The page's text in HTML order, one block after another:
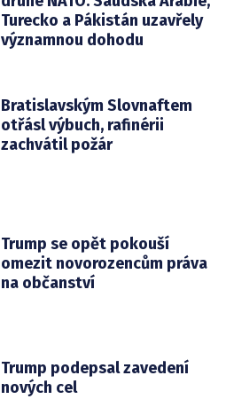
Turecko a Pákistán uzavřely
významnou dohodu
Bratislavským Slovnaftem
otřásl výbuch, rafinérii
zachvátil požár
Trump se opět pokouší
omezit novorozencům práva
na občanství
Trump podepsal zavedení
nových cel